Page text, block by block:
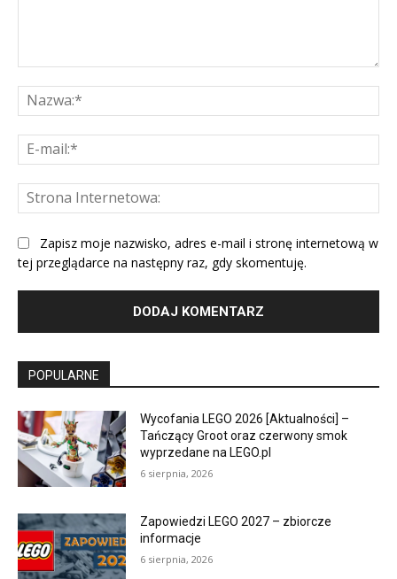
Zapisz moje nazwisko, adres e-mail i stronę internetową w
tej przeglądarce na następny raz, gdy skomentuję.
POPULARNE
Wycofania LEGO 2026 [Aktualności] –
Tańczący Groot oraz czerwony smok
wyprzedane na LEGO.pl
6 sierpnia, 2026
Zapowiedzi LEGO 2027 – zbiorcze
informacje
6 sierpnia, 2026